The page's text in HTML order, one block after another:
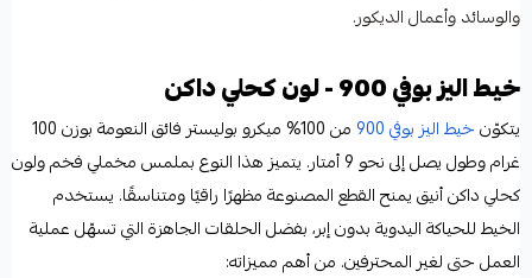
والوسائد وأعمال الديكور.
خيط اليز بوفي 900 - لون كحلي داكن
يتكوّنخيط اليز بوفي 900
من 100% ميكرو بوليستر فائق النعومة بوزن 100
غرام وطول يصل إلى نحو 9 أمتار. يتميز هذا النوع بملمس مخملي فخم ولون
كحلي داكن أنيق يمنح القطع المصنوعة مظهرًا راقيًا ومتناسقًا. يستخدم
الخيط للحياكة اليدوية بدون إبر، بفضل الحلقات الجاهزة التي تسهّل عملية
العمل حتى لغير المحترفين. من أهم مميزاته: